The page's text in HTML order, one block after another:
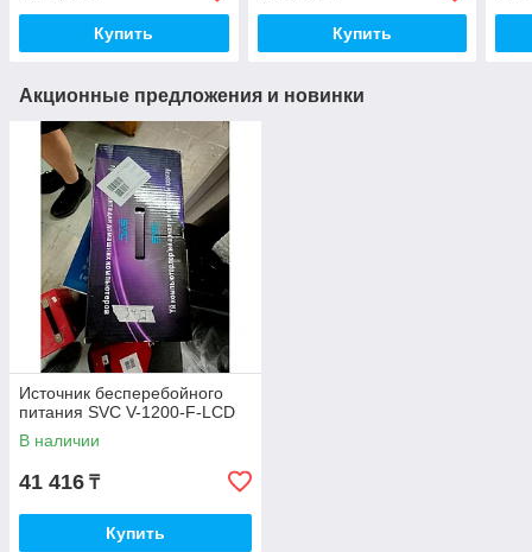
Купить Купить
Акционные предложения и новинки
Источник бесперебойного
питания SVC V-1200-F-LCD
В наличии
41 416 ₸
Купить